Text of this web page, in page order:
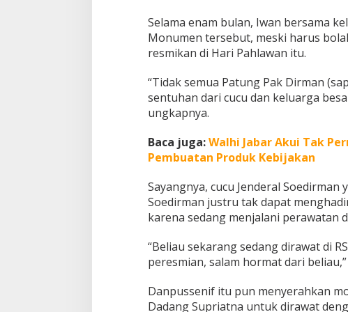
s
e
n
d
i
r
i
P
h
l
a
w
n
Selama enam bulan, Iwan bersama
Monumen tersebut, meski harus
resmikan di Hari Pahlawan itu.
“Tidak semua Patung Pak Dirman
sentuhan dari cucu dan keluarga
ungkapnya.
Baca juga:Walhi Jabar Akui Tak
Pembuatan Produk Kebijakan
Sayangnya, cucu Jenderal
Soedirman justru tak dapat
karena sedang menjalani perawatan
“Beliau sekarang sedang dirawat di
peresmian, salam hormat dari
Danpussenif itu pun menyerahkan
Dadang Supriatna untuk dirawat